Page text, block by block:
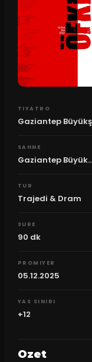
TIYATRO
Gaziantep
SAHNE
Gaziantep
TUR
Trajedi & Dram
SURE
90 dk
PROMIYER
05.12.2025
YAS SINIRI
+12
Ozet